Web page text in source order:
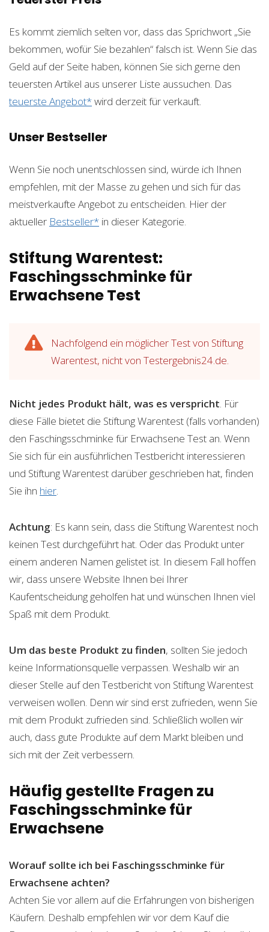
Es kommt ziemlich selten vor, dass das Sprichwort „Sie
bekommen, wofür Sie bezahlen“ falsch ist. Wenn Sie das
Geld auf der Seite haben, können Sie sich gerne den
teuersten Artikel aus unserer Liste aussuchen. Das
teuerste Angebot*wird derzeit fürverkauft.
Unser Bestseller
Wenn Sie noch unentschlossen sind, würde ich Ihnen
empfehlen, mit der Masse zu gehen und sich für das
meistverkaufte Angebot zu entscheiden. Hier der
aktueller Bestseller* in dieser Kategorie.
Stiftung Warentest:
Faschingsschminke für
Erwachsene Test
Nachfolgend ein möglicher Test von Stiftung
Warentest, nicht von Testergebnis24.de.
Nicht jedes Produkt hält, was es verspricht. Für
diese Fälle bietet die Stiftung Warentest (falls vorhanden)
den Faschingsschminke für Erwachsene Test an. Wenn
Sie sich für ein ausführlichen Testbericht interessieren
und Stiftung Warentest darüber geschrieben hat, finden
Sie ihn hier.
Achtung: Es kann sein, dass die Stiftung Warentest noch
keinen Test durchgeführt hat. Oder das Produkt unter
einem anderen Namen gelistet ist. In diesem Fall hoffen
wir, dass unsere Website Ihnen bei Ihrer
Kaufentscheidung geholfen hat und wünschen Ihnen viel
Spaß mit dem Produkt.
Um das beste Produkt zu finden, sollten Sie jedoch
keine Informationsquelle verpassen. Weshalb wir an
dieser Stelle auf den Testbericht von Stiftung Warentest
verweisen wollen. Denn wir sind erst zufrieden, wenn Sie
mit dem Produkt zufrieden sind. Schließlich wollen wir
auch, dass gute Produkte auf dem Markt bleiben und
sich mit der Zeit verbessern.
Häufig gestellte Fragen zu
Faschingsschminke für
Erwachsene
Worauf sollte ich bei Faschingsschminke für
Erwachsene achten?
Achten Sie vor allem auf die Erfahrungen von bisherigen
Käufern. Deshalb empfehlen wir vor dem Kauf die